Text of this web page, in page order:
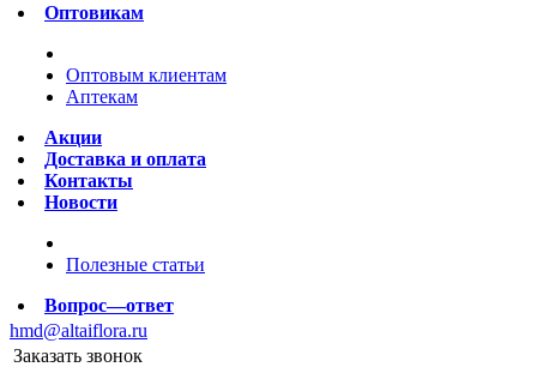
Оптовикам
Оптовым клиентам
Аптекам
Акции
Доставка и оплата
Контакты
Новости
Полезные статьи
Вопрос—ответ
hmd@altaiflora.ru
Заказать звонок